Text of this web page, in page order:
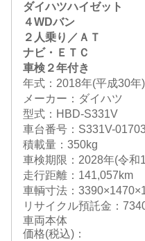
ダイハツハイゼット
４WDバン
２人乗り／ＡＴ
ナビ・ＥＴＣ
車検２年付き
年式：2018年(平成30年
メーカー：ダイハツ
型式：HBD-S331V
車台番号：S331V-
積載量：350kg
車検期限： 2028年(令和
走行距離：141,057km
車輌寸法：
リサイクル預託金：
車両本体
価格(税込)：